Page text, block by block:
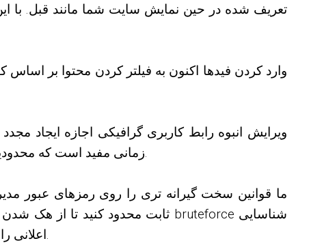
تعریف شده در حین نمایش سایت شما مانند قبل. با
وارد کردن فیدها اکنون به فیلتر کردن محتوا بر اساس
ویرایش انبوه رابط کاربری گرافیکی اجازه ایجاد
زمانی مفید است که محدودیت‌های مدت زمان را در تنظیمات فرمت ویدیو پیکربندی کرده‌اید و هیچ فایل منبع ویدیویی در دسترس نیست.
ما قوانین سخت گیرانه تری را روی رمزهای عبور
شود، KVS اعلانی را نشان می دهد که به شما اطلاع می دهد ممکن است لازم باشد ورود به حساب خود را تغییر دهید.